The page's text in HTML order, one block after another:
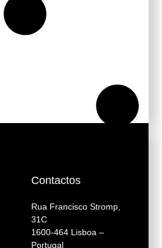
Contactos
Rua Francisco Stromp,
31C
1600-464 Lisboa –
Portugal